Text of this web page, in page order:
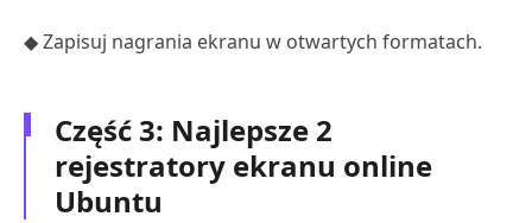
◆ Zapisuj nagrania ekranu w otwartych formatach.
Część 3: Najlepsze 2
rejestratory ekranu online
Ubuntu